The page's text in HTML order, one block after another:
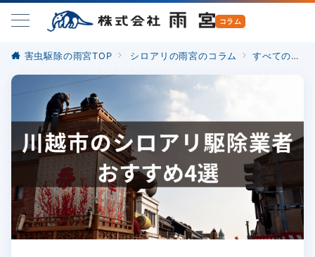
害虫駆除の雨宮TOP シロアリの雨宮のコラム すべての記事